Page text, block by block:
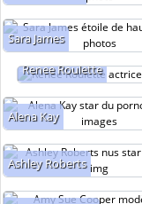
Sara James
Renee Roulette
Alena Kay
Ashley Roberts